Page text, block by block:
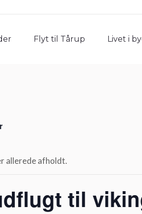
Flyt til Tårup Livet i
allerede afholdt.
til
Flyt til Tårup Livet i